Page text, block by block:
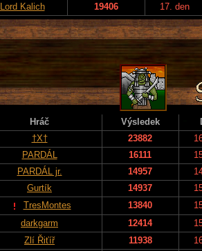
Lord Kalich 19406 17. den
Hráč Výsledek
†X† 23882
PARDÁL 16111
PARDÁL jr. 14957
Gurtík 14937
TresMontes 13840
darkgarm 12414
Zlí Řiťíř 11938